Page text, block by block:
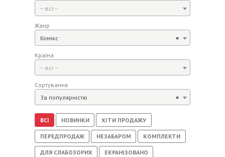
-- всі --
Жанр
×
Комікс
Країна
-- всі --
Сортування
×
За популярністю
ВСІ НОВИНКИ ХІТИ ПРОДАЖУ
ПЕРЕДПРОДАЖ НЕЗАБАРОМ КОМПЛЕКТИ
ДЛЯ СЛАБОЗОРИХ ЕКРАНІЗОВАНО